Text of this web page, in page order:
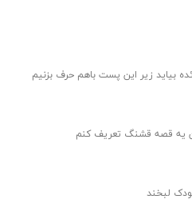
بیاید زیر این پست باهم حرف بزنیم
یه قصه قشنگ تعریف کنم
لبخند